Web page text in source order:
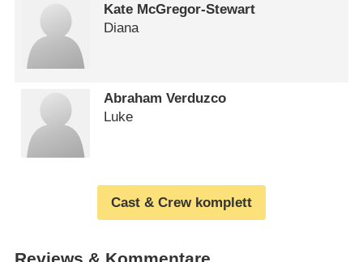
Kate McGregor-Stewart
Diana
Abraham Verduzco
Luke
Cast & Crew komplett